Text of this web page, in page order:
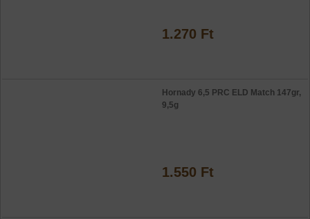
1.270 Ft
Hornady 6,5 PRC ELD Match 147gr,
9,5g
1.550 Ft